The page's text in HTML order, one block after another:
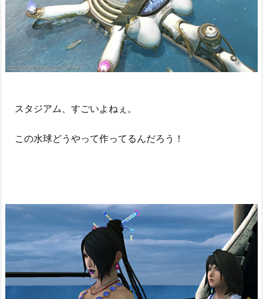
スタジアム、すごいよねぇ。
この水球どうやって作ってるんだろう！